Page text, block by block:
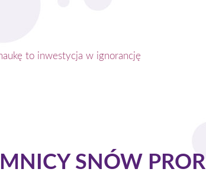
to inwestycja w ignorancję
SNÓW